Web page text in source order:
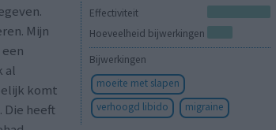
Effectiviteit
Hoeveelheid bijwerkingen
Bijwerkingen
moeite met slapen
verhoogd libido
migraine
Mijn
al
komt
Die heeft